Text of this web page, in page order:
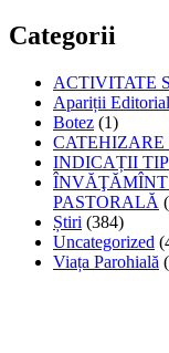
Categorii
ACTIVITATE
Apariții
Botez (1)
INDICAȚII
ÎNVĂŢĂMÎNT
PASTORALĂ
Știri (384)
Uncategorized
Viața Parohială